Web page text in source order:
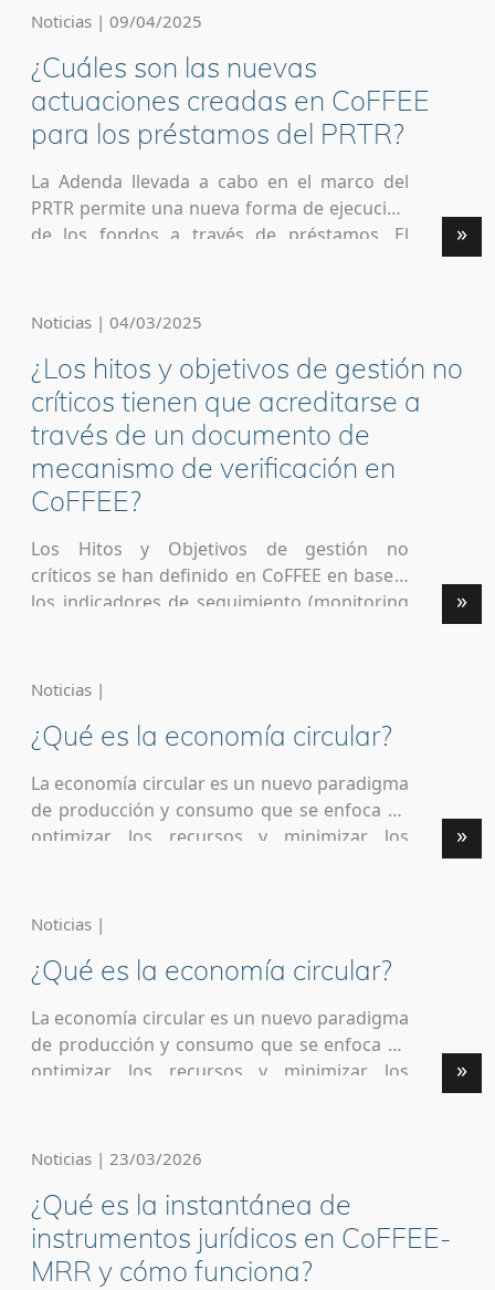
realizar modificacionesdonde quede
constancia de las obligaciones de visibilidad.
Se puede recurrir a las adendas,
lascorrecciones de errores y otros
instrumentos análogos en el marco de […]
Noticias | 09/04/2025
¿Cuáles son las nuevas
actuaciones creadas en CoFFEE
para los préstamos del PRTR?
La Adenda llevada a cabo en el marco del
PRTR permite una nueva forma de ejecución
de los fondos a través de préstamos. El
distintas tipologías de actuaciones previstas.
https://soportesgffee.zendesk.com/hc/es/art
icles/33937005220625–Cu%C3%A1les-son-las-
nuevas-actuaciones-creadas-en-CoFFEE-
para-los-pr%C3%A9stamos-del-PRTR
»
Noticias | 04/03/2025
¿Los hitos y objetivos de gestión no
críticos tienen que acreditarse a
través de un documento de
mecanismo de verificación en
CoFFEE?
Los Hitos y Objetivos de gestión no
críticos se han definido en CoFFEE en base a
los indicadores de seguimiento (monitoring
indicadores, por indicación de la Comisión
Europea, ya no son de obligado seguimiento.
No hay documentación obligatoria que
Objetivos […]
»
Noticias |
¿Qué es la economía circular?
La economía circular es un nuevo paradigma
de producción y consumo que se enfoca en
optimizar los recursos y minimizar los
huella ecológica fomentando acciones como
el reciclaje y la reutilización de los productos.
Dicho en otras palabras. La economía
»
Noticias |
¿Qué es la economía circular?
La economía circular es un nuevo paradigma
de producción y consumo que se enfoca en
optimizar los recursos y minimizar los
huella ecológica fomentando acciones como
el reciclaje y la reutilización de los productos.
Dicho en otras palabras. La economía
circular es […]
»
Noticias | 23/03/2026
¿Qué es la instantánea de
instrumentos jurídicos en CoFFEE-
MRR y cómo funciona?